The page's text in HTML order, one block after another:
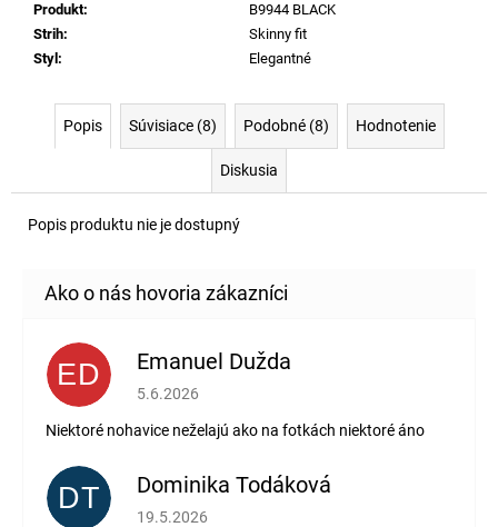
Produkt:
B9944 BLACK
Strih:
Skinny fit
Styl : Elegantné
Popis Súvisiace (8) Podobné (8) Hodnotenie
Diskusia
Popis produktu nie je dostupný
ED Emanuel Dužda
Hodnotenie obchodu je 2 z 5 hviezdičiek.
5.6.2026
Niektoré nohavice neželajú ako na fotkách niektoré áno
DT Dominika Todáková
Hodnotenie obchodu je 5 z 5 hviezdičiek.
19.5.2026